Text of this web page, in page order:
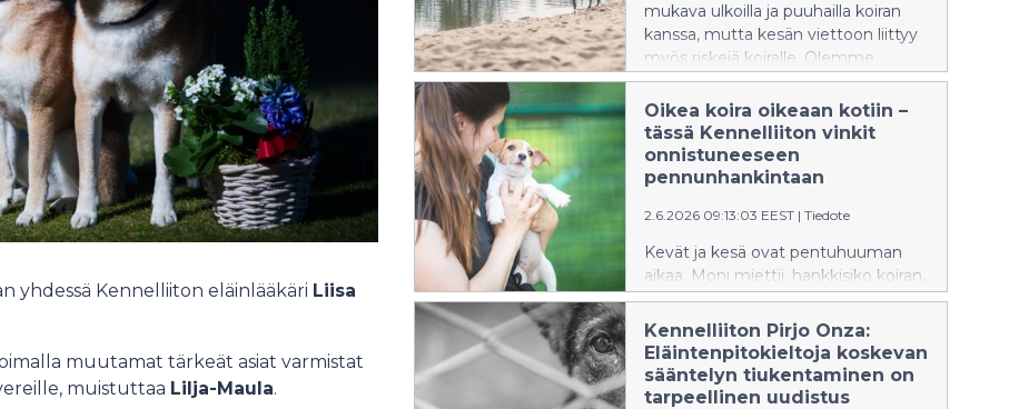
yhdessä Kennelliiton eläinlääkäri Liisa
muutamat tärkeät asiat varmistat
muistuttaa Lilja-Maula.
mukava ulkoilla ja puuhailla koiran
kanssa, mutta kesän viettoon liittyy
myös riskejä koiralle. Olemme
koostaneet muistilistan, jonka avulla
kesän vietto sujuu turvallisesti.
Oikea koira oikeaan kotiin –
tässä Kennelliiton vinkit
onnistuneeseen
pennunhankintaan
2.6.2026 09:13:03 EEST | Tiedote
Kevät ja kesä ovat pentuhuuman
aikaa. Moni miettii, hankkisiko koiran,
ja jos, niin millaisen koiran ja mistä.
Kennelliiton verkkosivuille on koottu
vinkit onnistuneeseen koiran
hankintaan.
Kennelliiton Pirjo Onza:
Eläintenpitokieltoja koskevan
sääntelyn tiukentaminen on
tarpeellinen uudistus